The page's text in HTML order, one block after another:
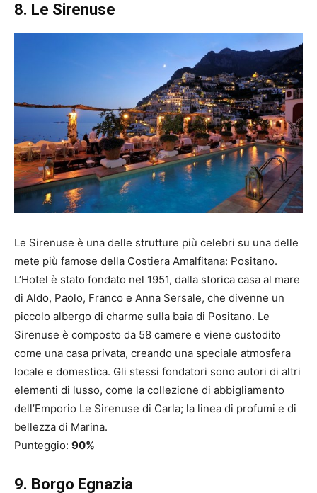
8. Le Sirenuse
Le Sirenuse è una delle strutture più celebri su una delle
mete più famose della Costiera Amalfitana: Positano.
L’Hotel è stato fondato nel 1951, dalla storica casa al mare
di Aldo, Paolo, Franco e Anna Sersale, che divenne un
piccolo albergo di charme sulla baia di Positano. Le
Sirenuse è composto da 58 camere e viene custodito
come una casa privata, creando una speciale atmosfera
locale e domestica. Gli stessi fondatori sono autori di altri
elementi di lusso, come la collezione di abbigliamento
dell’Emporio Le Sirenuse di Carla; la linea di profumi e di
bellezza di Marina.
Punteggio: 90%
9. Borgo Egnazia